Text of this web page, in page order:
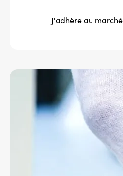
J'adhère au marché